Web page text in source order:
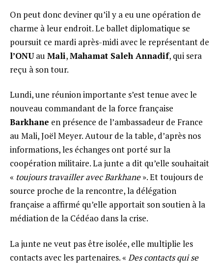
On peut donc deviner qu’il y a eu une opération de
charme à leur endroit. Le ballet diplomatique se
poursuit ce mardi après-midi avec le représentant de
l’ONUau Mali,Mahamat Saleh Annadif, qui sera
reçu à son tour.
Lundi, une réunion importante s’est tenue avec le
nouveau commandant de la force française
Barkhane en présence de l’ambassadeur de France
au Mali, Joël Meyer. Autour de la table, d’après nos
informations, les échanges ont porté sur la
coopération militaire. La junte a dit qu’elle souhaitait
« toujours travailler avec Barkhane». Et toujours de
source proche de la rencontre, la délégation
française a affirmé qu’elle apportait son soutien à la
médiation de la Cédéao dans la crise.
La junte ne veut pas être isolée, elle multiplie les
contacts avec les partenaires. « Des contacts qui se